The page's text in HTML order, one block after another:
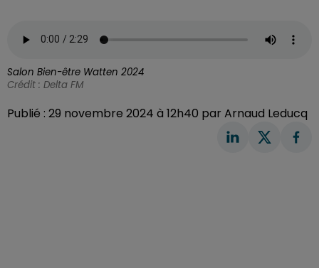
Salon Bien-être Watten 2024
Crédit : Delta FM
Publié : 29 novembre 2024 à 12h40 par Arnaud Leducq